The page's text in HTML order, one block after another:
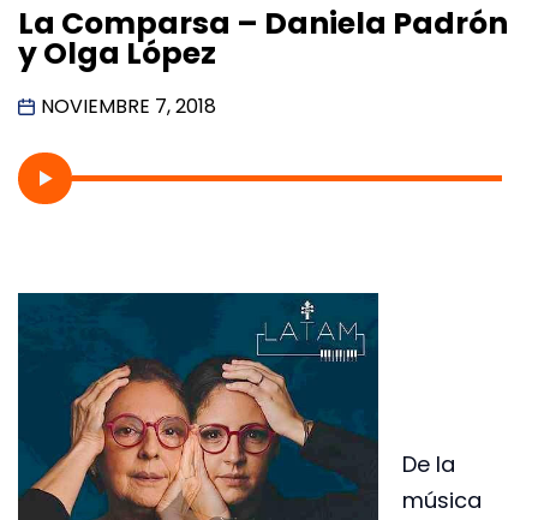
La Comparsa – Daniela Padrón
y Olga López
NOVIEMBRE 7, 2018
De la
música